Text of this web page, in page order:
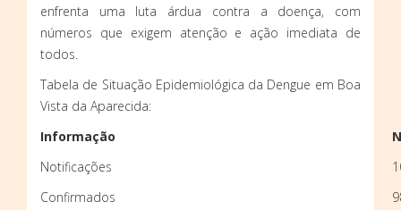
enfrenta uma luta árdua contra a doença, com
números que exigem atenção e ação imediata de
todos.
Tabela de Situação Epidemiológica da Dengue em Boa
Vista da Aparecida:
Informação
Notificações
Confirmados